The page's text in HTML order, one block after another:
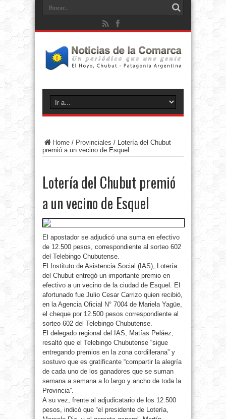
Home / Provinciales / Lotería del Chubut
premió a un vecino de Esquel
Lotería del Chubut premió
a un vecino de Esquel
El apostador se adjudicó una suma en efectivo
de 12.500 pesos, correspondiente al sorteo 602
del Telebingo Chubutense.
El Instituto de Asistencia Social (IAS), Lotería
del Chubut entregó un importante premio en
efectivo a un vecino de la ciudad de Esquel. El
afortunado fue Julio Cesar Carrizo quien recibió,
en la Agencia Oficial N° 7004 de Mariela Yagüe,
el cheque por 12.500 pesos correspondiente al
sorteo 602 del Telebingo Chubutense.
El delegado regional del IAS, Matías Peláez,
resaltó que el Telebingo Chubutense “sigue
entregando premios en la zona cordillerana” y
sostuvo que es gratificante “compartir la alegría
de cada uno de los ganadores que se suman
semana a semana a lo largo y ancho de toda la
Provincia”.
A su vez, frente al adjudicatario de los 12.500
pesos, indicó que “el presidente de Lotería,